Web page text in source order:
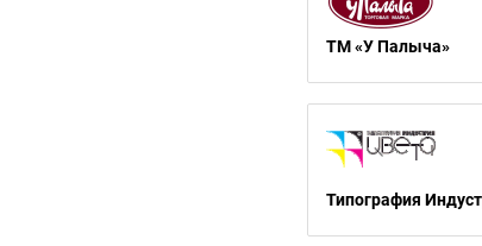
ТМ «У Палыча»
Типография